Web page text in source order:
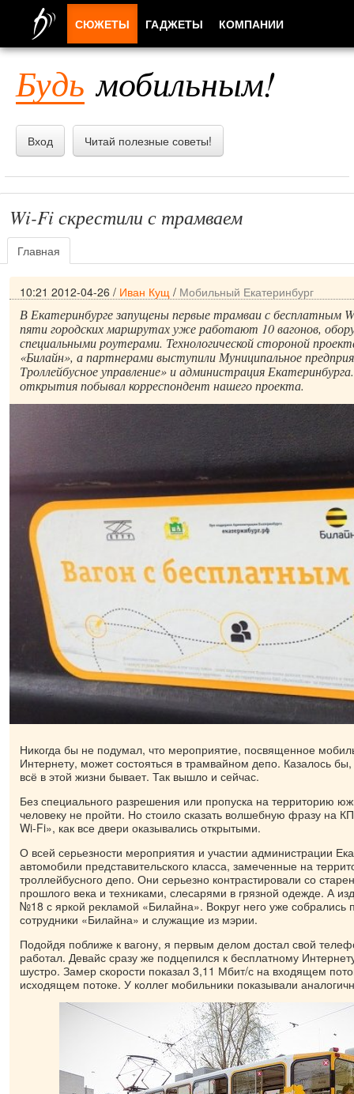
Будь мобильным!
Вход Читай полезные советы!
Wi-Fi скрестили с трамваем
Главная
10:21 2012-04-26 / Иван Кущ / Мобильный Екатеринбург
В Екатеринбурге запущены первые трамваи с бесплатным
пяти городских маршрутах уже работают 10 вагонов,
специальными роутерами. Технологической стороной
«Билайн», а партнерами выступили Муниципальное
Троллейбусное управление» и администрация
открытия побывал корреспондент нашего проекта.
Никогда бы не подумал, что мероприятие, посвященное
Интернету, может состояться в трамвайном депо. Казалось
всё в этой жизни бывает. Так вышло и сейчас.
Без специального разрешения или пропуска на территорию
человеку не пройти. Но стоило сказать волшебную фразу на
Wi-Fi», как все двери оказывались открытыми.
О всей серьезности мероприятия и участии администрации
автомобили представительского класса, замеченные на
троллейбусного депо. Они серьезно контрастировали со
прошлого века и техниками, слесарями в грязной одежде. А
№18 с яркой рекламой «Билайна». Вокруг него уже собрались
сотрудники «Билайна» и служащие из мэрии.
Подойдя поближе к вагону, я первым делом достал свой
работал. Девайс сразу же подцепился к бесплатному
шустро. Замер скорости показал 3,11 Мбит/с на входящем
исходящем потоке. У коллег мобильники показывали
СЮЖЕТЫ ГАДЖЕТЫ КОМПАНИИ
ПРИЛОЖЕНИЯ